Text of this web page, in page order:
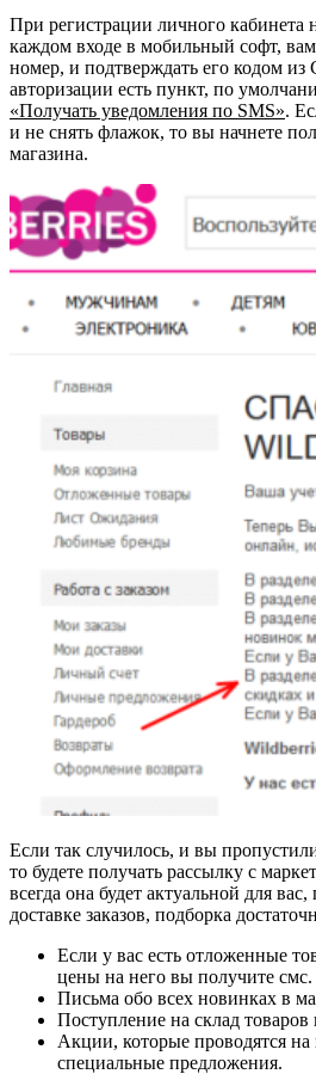
При регистрации личного кабинета
каждом входе в мобильный софт,
номер, и подтверждать его кодом
авторизации есть пункт, по
«Получать уведомления по SMS».
и не снять флажок, то вы начнете
магазина.
Если так случилось, и вы
то будете получать рассылку с
всегда она будет актуальной для
доставке заказов, подборка
Если у вас есть отложенные
цены на него вы получите смс.
Письма обо всех новинках в
Поступление на склад
Акции, которые проводятся на
специальные предложения.